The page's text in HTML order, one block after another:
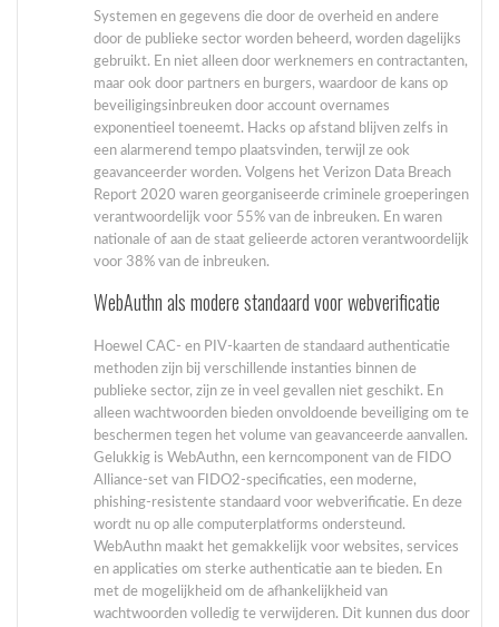
Systemen en gegevens die door de overheid en andere
door de publieke sector worden beheerd, worden dagelijks
gebruikt. En niet alleen door werknemers en contractanten,
maar ook door partners en burgers, waardoor de kans op
beveiligingsinbreuken door account overnames
exponentieel toeneemt. Hacks op afstand blijven zelfs in
een alarmerend tempo plaatsvinden, terwijl ze ook
geavanceerder worden. Volgens het Verizon Data Breach
Report 2020 waren georganiseerde criminele groeperingen
verantwoordelijk voor 55% van de inbreuken. En waren
nationale of aan de staat gelieerde actoren verantwoordelijk
voor 38% van de inbreuken.
WebAuthn als modere standaard voor webverificatie
Hoewel CAC- en PIV-kaarten de standaard authenticatie
methoden zijn bij verschillende instanties binnen de
publieke sector, zijn ze in veel gevallen niet geschikt. En
alleen wachtwoorden bieden onvoldoende beveiliging om te
beschermen tegen het volume van geavanceerde aanvallen.
Gelukkig is WebAuthn, een kerncomponent van de FIDO
Alliance-set van FIDO2-specificaties, een moderne,
phishing-resistente standaard voor webverificatie. En deze
wordt nu op alle computerplatforms ondersteund.
WebAuthn maakt het gemakkelijk voor websites, services
en applicaties om sterke authenticatie aan te bieden. En
met de mogelijkheid om de afhankelijkheid van
wachtwoorden volledig te verwijderen. Dit kunnen dus door